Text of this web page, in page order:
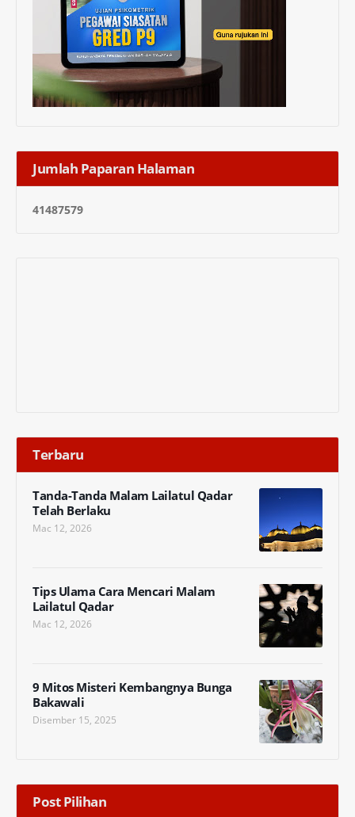
Jumlah Paparan Halaman
41487579
Terbaru
Tanda-Tanda Malam Lailatul Qadar
Telah Berlaku
Mac 12, 2026
Tips Ulama Cara Mencari Malam
Lailatul Qadar
Mac 12, 2026
9 Mitos Misteri Kembangnya Bunga
Bakawali
Disember 15, 2025
Post Pilihan